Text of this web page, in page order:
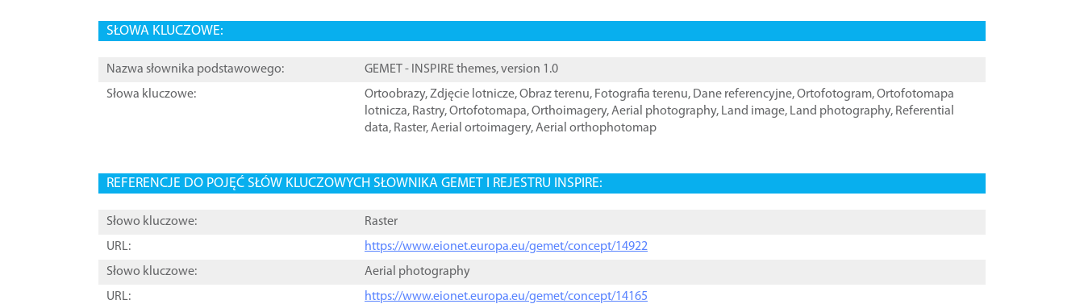
SŁOWA KLUCZOWE:
Nazwa słownika podstawowego:
GEMET - INSPIRE themes, version 1.0
Słowa kluczowe:
Ortoobrazy,Zdjęcie lotnicze,Obraz terenu, Fotografia terenu, Dane referencyjne,Ortofotogram,Ortofotomapa
lotnicza, Rastry,Ortofotomapa,Orthoimagery,Aerial photography, Land image, Land photography, Referential
data, Raster,Aerial ortoimagery,Aerial orthophotomap
REFERENCJE DO POJĘĆ SŁÓW KLUCZOWYCH SŁOWNIKA GEMET I REJESTRU INSPIRE:
Słowo kluczowe:
Raster
URL:
https://www.eionet.europa.eu/gemet/concept/14922
Słowo kluczowe:
Aerial photography
URL:
https://www.eionet.europa.eu/gemet/concept/14165